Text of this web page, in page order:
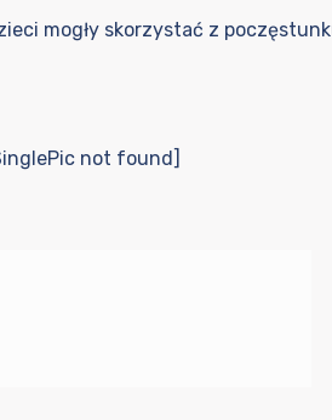
mogły skorzystać z
not found]